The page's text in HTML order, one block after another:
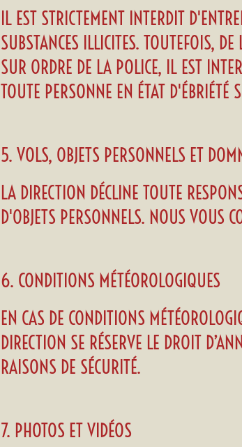
IL EST STRICTEMENT INTERDIT
SUBSTANCES ILLICITES. TOUTEFOIS,
SUR ORDRE DE LA POLICE, IL EST
TOUTE PERSONNE EN ÉTAT D'ÉBRIÉTÉ
5. VOLS, OBJETS PERSONNELS ET
LA DIRECTION DÉCLINE TOUTE
D'OBJETS PERSONNELS. NOUS VOUS
6. CONDITIONS MÉTÉOROLOGIQUES
EN CAS DE CONDITIONS
DIRECTION SE RÉSERVE LE DROIT
RAISONS DE SÉCURITÉ.
7. PHOTOS ET VIDÉOS